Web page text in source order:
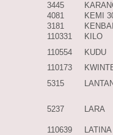
3445
4081
KEMI
3181
110331
KILO
110554
KUDU
110173
5315
5237 LARA
110639
LATINA